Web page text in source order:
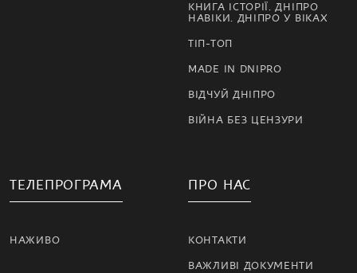
КНИГА ІСТОРІЇ. ДНІПРО
НАВІКИ. ДНІПРО У ВІКАХ
ТІП-ТОП
MADE IN DNIPRO
ВІДЧУЙ ДНІПРО
ВІЙНА БЕЗ ЦЕНЗУРИ
ТЕЛЕПРОГРАМА
НАЖИВО
ПРО НАС
КОНТАКТИ
ВАЖЛИВІ ДОКУМЕНТИ